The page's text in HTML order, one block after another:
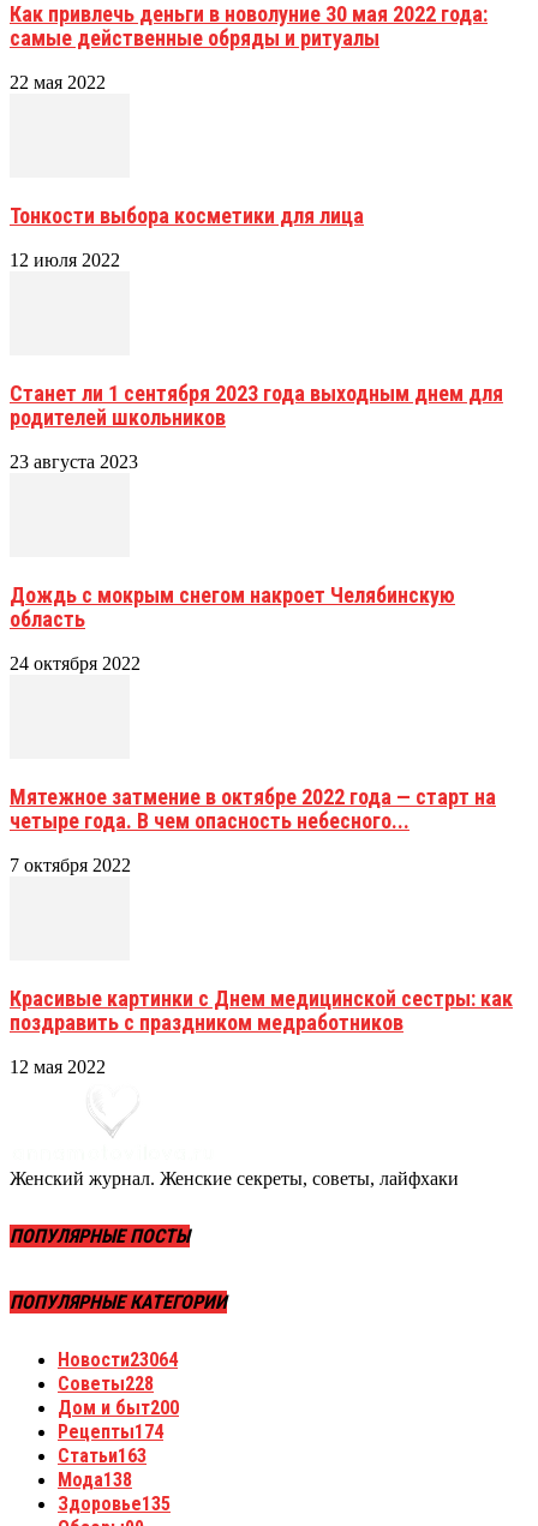
Как привлечь деньги в новолуние 30 мая 2022 года:
самые действенные обряды и ритуалы
22 мая 2022
Тонкости выбора косметики для лица
12 июля 2022
Станет ли 1 сентября 2023 года выходным днем для
родителей школьников
23 августа 2023
Дождь с мокрым снегом накроет Челябинскую
область
24 октября 2022
Мятежное затмение в октябре 2022 года — старт на
четыре года. В чем опасность небесного...
7 октября 2022
Красивые картинки с Днем медицинской сестры: как
поздравить с праздником медработников
12 мая 2022
Женский журнал. Женские секреты, советы, лайфхаки
ПОПУЛЯРНЫЕ ПОСТЫ
ПОПУЛЯРНЫЕ КАТЕГОРИИ
Новости23064
Советы228
Дом и быт200
Рецепты174
Статьи163
Мода138
Здоровье135